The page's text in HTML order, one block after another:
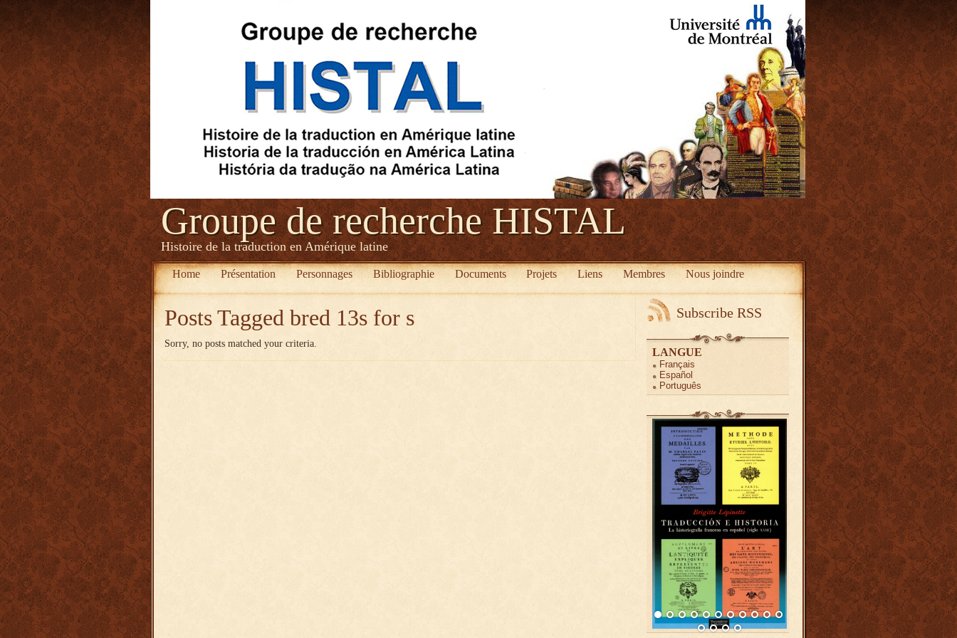
Groupe de recherche HISTAL
Histoire de la traduction en Amérique latine
Home Présentation Personnages Bibliographie Documents Projets Liens Membres Nous joindre
Posts Tagged bred 13s for s
Sorry, no posts matched your criteria.
Subscribe RSS
LANGUE
Français
Español
Português